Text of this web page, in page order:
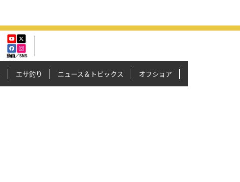
エサ釣り ニュース＆トピックス オフショア